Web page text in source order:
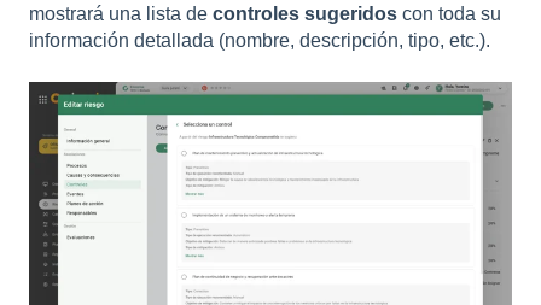
mostrará una lista de controles sugeridos con toda su
información detallada (nombre, descripción, tipo, etc.).